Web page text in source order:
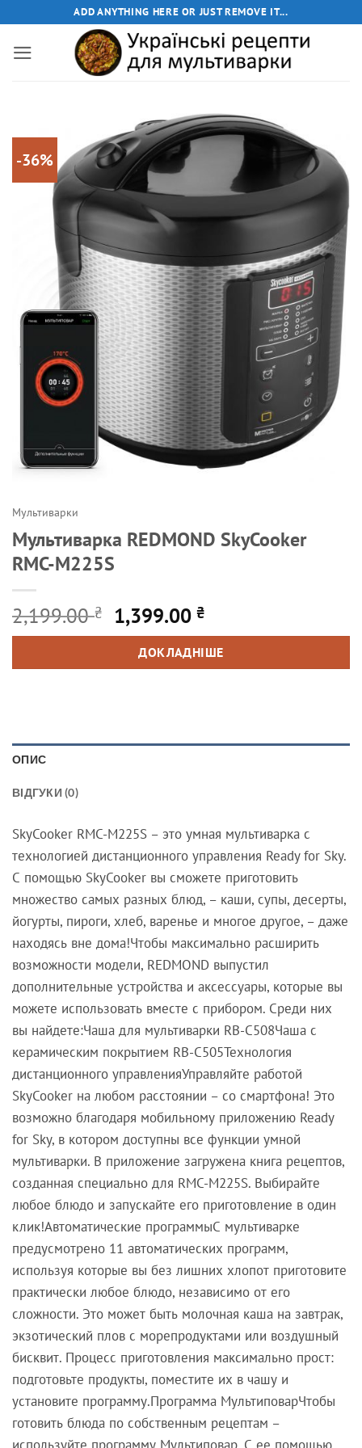
ADD ANYTHING HERE OR JUST REMOVE IT...
-36%
Мультиварки
Мультиварка REDMOND SkyCooker
RMC-M225S
2,199.00₴ Оригінальна
ціна:
2,199.00 ₴.
1,399.00 ₴Поточна
ціна:
1,399.00 ₴.
ДОКЛАДНІШЕ
ОПИС
ВІДГУКИ (0)
SkyCooker RMC-M225S – это умная мультиварка с
технологией дистанционного управления Ready for Sky.
С помощью SkyCooker вы сможете приготовить
множество самых разных блюд, – каши, супы, десерты,
йогурты, пироги, хлеб, варенье и многое другое, – даже
находясь вне дома!Чтобы максимально расширить
возможности модели, REDMOND выпустил
дополнительные устройства и аксессуары, которые вы
можете использовать вместе с прибором. Среди них
вы найдете:Чаша для мультиварки RB-C508Чаша с
керамическим покрытием RB-C505Технология
дистанционного управленияУправляйте работой
SkyCooker на любом расстоянии – со смартфона! Это
возможно благодаря мобильному приложению Ready
for Sky, в котором доступны все функции умной
мультиварки. В приложение загружена книга рецептов,
созданная специально для RMC-M225S. Выбирайте
любое блюдо и запускайте его приготовление в один
клик!Автоматические программыС мультиварке
предусмотрено 11 автоматических программ,
используя которые вы без лишних хлопот приготовите
практически любое блюдо, независимо от его
сложности. Это может быть молочная каша на завтрак,
экзотический плов с морепродуктами или воздушный
бисквит. Процесс приготовления максимально прост:
подготовьте продукты, поместите их в чашу и
установите программу.Программа МультиповарЧтобы
готовить блюда по собственным рецептам –